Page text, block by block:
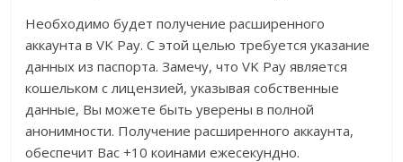
Необходимо будет получение расширенного
аккаунта в VK Pay. С этой целью требуется указание
данных из паспорта. Замечу, что VK Pay является
кошельком с лицензией, указывая собственные
данные, Вы можете быть уверены в полной
анонимности. Получение расширенного аккаунта,
обеспечит Вас +10 коинами ежесекундно.